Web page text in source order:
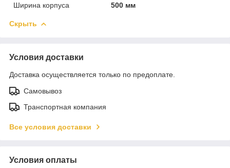
Ширина корпуса
500 мм
Скрыть
Условия доставки
Доставка осуществляется только по предоплате.
Самовывоз
Транспортная компания
Все условия доставки
Условия оплаты